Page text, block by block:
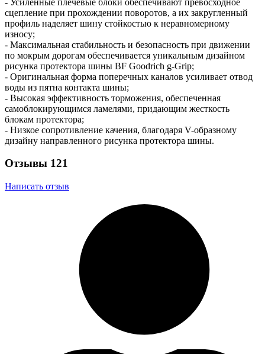
сцепление при прохождении поворотов, а их закругленный
профиль наделяет шину стойкостью к неравномерному
износу;
- Максимальная стабильность и безопасность при движении
по мокрым дорогам обеспечивается уникальным дизайном
рисунка протектора шины BF Goodrich g-Grip;
- Оригинальная форма поперечных каналов усиливает отвод
воды из пятна контакта шины;
- Высокая эффективность торможения, обеспеченная
самоблокирующимся ламелями, придающим жесткость
блокам протектора;
- Низкое сопротивление качения, благодаря V-образному
дизайну направленного рисунка протектора шины.
Отзывы 121
Написать отзыв